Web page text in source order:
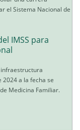
el Sistema Nacional de
IMSS para
2024 a la fecha se
Medicina Familiar.